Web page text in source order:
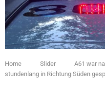
Home Slider
A61 war
stundenlang in Richtung Süden